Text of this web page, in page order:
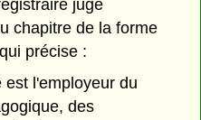
juge
chapitre de la forme
précise :
est l'employeur du
des